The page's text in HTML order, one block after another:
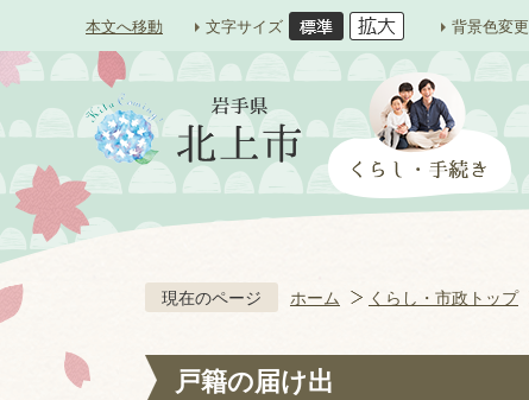
本文へ移動 文字サイズ 背景色変更
現在のページ ホーム くらし・市政トップ
戸籍の届け出